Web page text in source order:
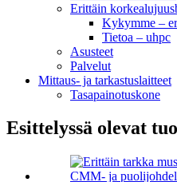
Erittäin
Kykymme –
Tietoa – uhpc
Asusteet
Palvelut
Mittaus- ja tarkastuslaitteet
Tasapainotuskone
Esittelyssä olevat